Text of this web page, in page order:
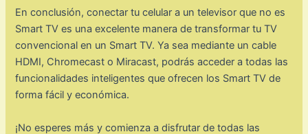
En conclusión, conectar tu celular a un televisor que no es
Smart TV es una excelente manera de transformar tu TV
convencional en un Smart TV. Ya sea mediante un cable
HDMI, Chromecast o Miracast, podrás acceder a todas las
funcionalidades inteligentes que ofrecen los Smart TV de
forma fácil y económica.
¡No esperes más y comienza a disfrutar de todas las